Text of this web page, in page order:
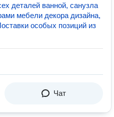
деталей ванной, санузла
мебели декора дизайна,
особых позиций из
Чат